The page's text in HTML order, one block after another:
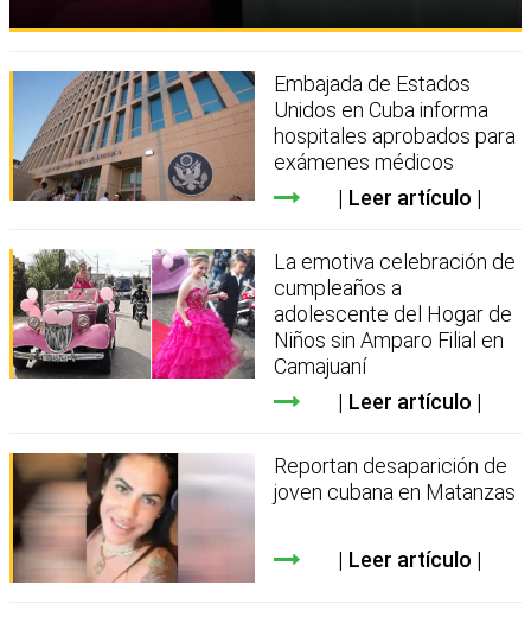
Embajada de Estados
Unidos en Cuba informa
hospitales aprobados para
exámenes médicos
Leer artículo
La emotiva celebración de
cumpleaños a
adolescente del Hogar de
Niños sin Amparo Filial en
Camajuaní
Leer artículo
Reportan desaparición de
joven cubana en Matanzas
Leer artículo